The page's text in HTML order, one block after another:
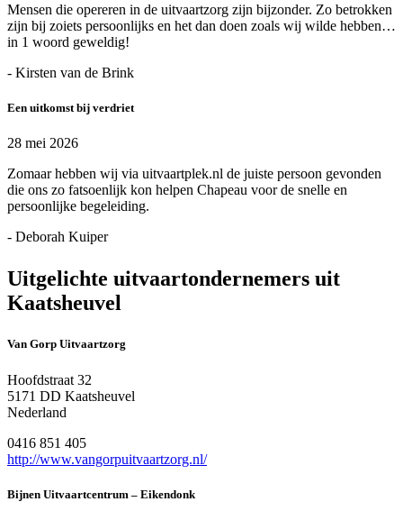
Mensen die opereren in de uitvaartzorg zijn bijzonder. Zo betrokken
zijn bij zoiets persoonlijks en het dan doen zoals wij wilde hebben…
in 1 woord geweldig!
- Kirsten van de Brink
Een uitkomst bij verdriet
28 mei 2026
Zomaar hebben wij via uitvaartplek.nl de juiste persoon gevonden
die ons zo fatsoenlijk kon helpen Chapeau voor de snelle en
persoonlijke begeleiding.
- Deborah Kuiper
Uitgelichte uitvaartondernemers uit
Kaatsheuvel
Van Gorp Uitvaartzorg
Hoofdstraat 32
5171 DD Kaatsheuvel
Nederland
0416 851 405
http://www.vangorpuitvaartzorg.nl/
Bijnen Uitvaartcentrum – Eikendonk